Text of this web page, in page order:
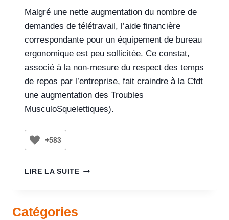
Malgré une nette augmentation du nombre de
demandes de télétravail, l’aide financière
correspondante pour un équipement de bureau
ergonomique est peu sollicitée. Ce constat,
associé à la non-mesure du respect des temps
de repos par l’entreprise, fait craindre à la Cfdt
une augmentation des Troubles
MusculoSquelettiques).
+583
LIRE LA SUITE
Catégories